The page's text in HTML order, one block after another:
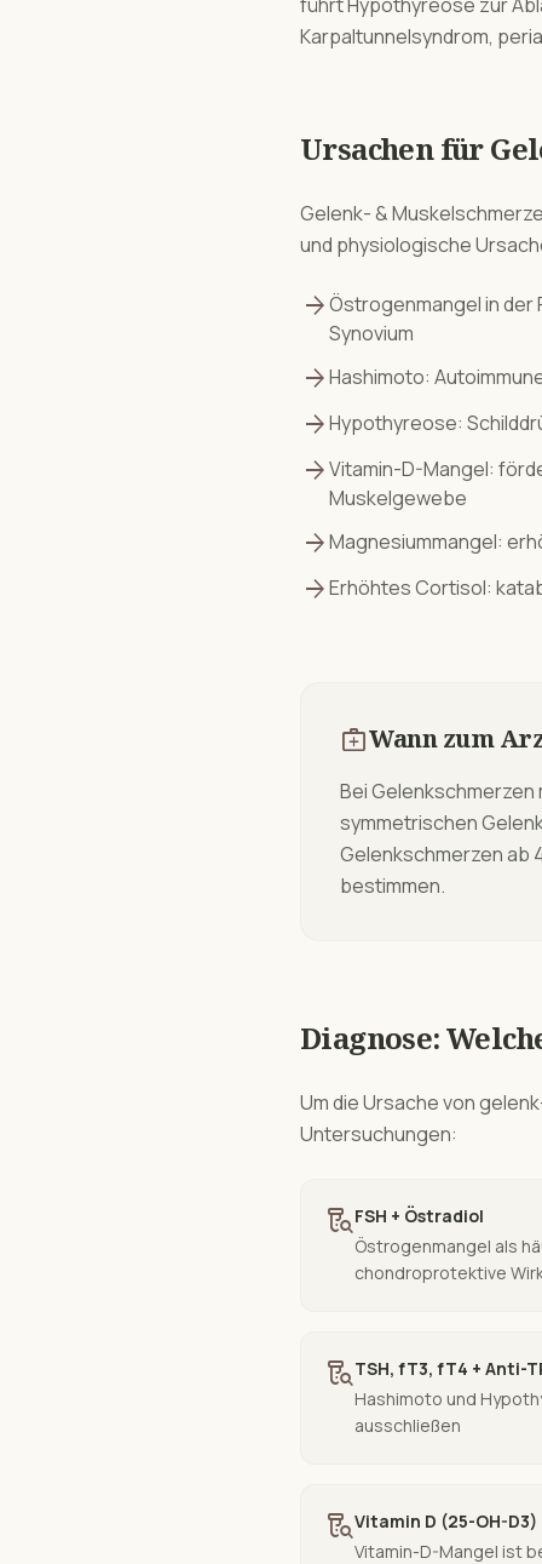
Karpaltunnelsyndrom,
Ursachen für
Gelenk- &
und physiologische
arrow_forwardÖstrogenmangel in
Synovium
arrow_forwardHashimoto:
arrow_forwardHypothyreose:
arrow_forwardVitamin-D-Mangel:
Muskelgewebe
arrow_forwardMagnesiummangel:
arrow_forwardErhöhtes Cortisol:
medical_servicesWann zum
Bei
symmetrischen
Gelenkschmerzen ab
bestimmen.
Diagnose:
Um die Ursache von
Untersuchungen:
lab_researchFSH + Östradiol
Östrogenmangel als
chondroprotektive
lab_researchTSH, fT3, fT4 + Anti-
Hashimoto und
ausschließen
lab_researchVitamin D (25-OH-D3)
Vitamin-D-Mangel ist